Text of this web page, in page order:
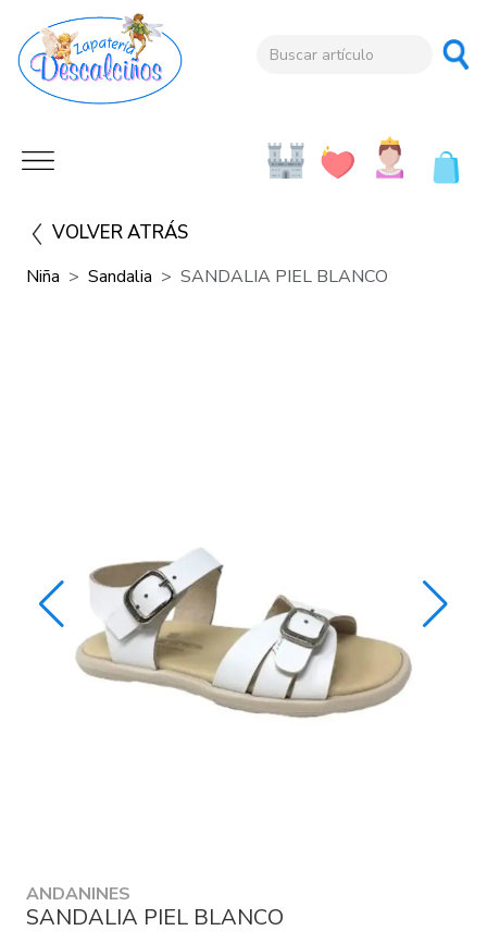
VOLVER ATRÁS
Niña Sandalia SANDALIA PIEL BLANCO
ANDANINES
SANDALIA PIEL BLANCO